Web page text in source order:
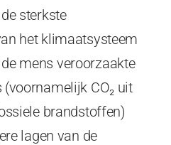
sterkste
het klimaatsysteem
mens veroorzaakte
CO₂ uit
brandstoffen)
lagen van de